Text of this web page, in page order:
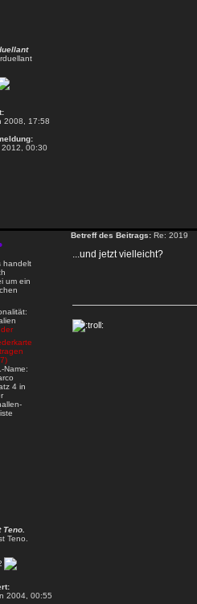
2008, 17:58
2012, 00:30
2004, 00:55
Betreff des Beitrags: Re: 2019
...und jetzt vielleicht?